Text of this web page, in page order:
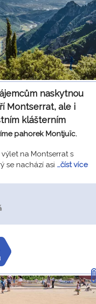
naskytnou
Montserrat, ale i
klášterním
pahorek Montjuïc.
na Montserrat s
se nachází asi …číst více